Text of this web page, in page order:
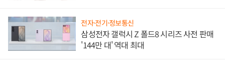
전자·전기·정보통신
삼성전자 갤럭시 Z 폴드8 시리즈 사전 판매
'144만 대' 역대 최대